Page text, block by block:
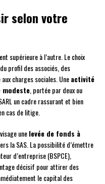
selon votre
supérieure à l’autre. Le choix
profil des associés, des
charges sociales. Uneactivité
, portée par deux ou
un cadre rassurant et bien
cas de litige.
unelevée de fonds à
la SAS. La possibilité d’émettre
d’entreprise (BSPCE),
décisif pour attirer des
le capital des